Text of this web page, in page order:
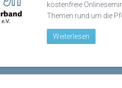
kostenfreie
Themen rund um die
Weiterlesen